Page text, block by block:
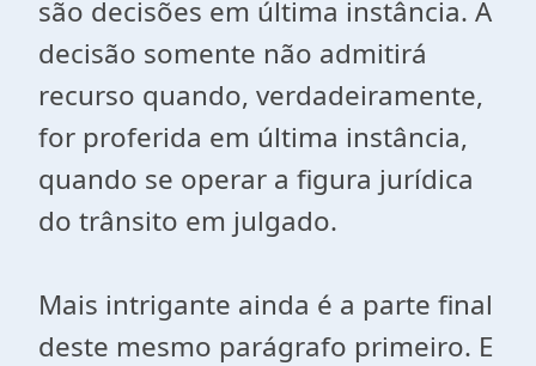
são decisões em última instância. A
decisão somente não admitirá
recurso quando, verdadeiramente,
for proferida em última instância,
quando se operar a figura jurídica
do trânsito em julgado.
Mais intrigante ainda é a parte final
deste mesmo parágrafo primeiro. E